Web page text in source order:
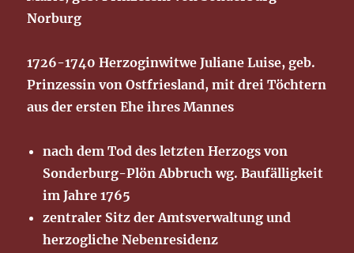
Norburg
1726-1740 Herzoginwitwe Juliane Luise, geb.
Prinzessin von Ostfriesland, mit drei Töchtern
aus der ersten Ehe ihres Mannes
nach dem Tod des letzten Herzogs von
Sonderburg-Plön Abbruch wg. Baufälligkeit
im Jahre 1765
zentraler Sitz der Amtsverwaltung und
herzogliche Nebenresidenz